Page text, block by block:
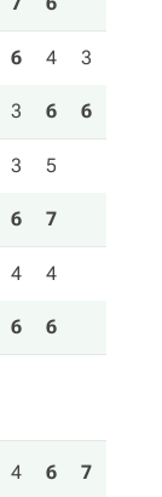
6 4 3
3 6 6
3 5
6 7
4 4
6 6
4 6 7